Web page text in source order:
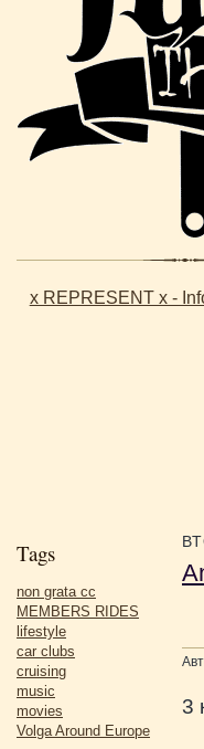
x REPRESENT x -
Tags
non grata cc
MEMBERS RIDES
lifestyle
car clubs
cruising
music
movies
Volga Around Europe
3